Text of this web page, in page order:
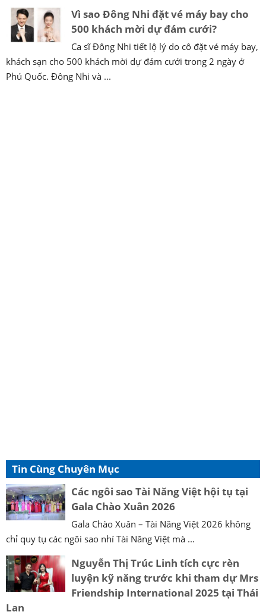
Vì sao Đông Nhi đặt vé máy bay cho
500 khách mời dự đám cưới?
Ca sĩ Đông Nhi tiết lộ lý do cô đặt vé máy bay,
khách sạn cho 500 khách mời dự đám cưới trong 2 ngày ở
Phú Quốc. Đông Nhi và ...
Tin Cùng Chuyên Mục
Các ngôi sao Tài Năng Việt hội tụ tại
Gala Chào Xuân 2026
Gala Chào Xuân – Tài Năng Việt 2026 không
chỉ quy tụ các ngôi sao nhí Tài Năng Việt mà ...
Nguyễn Thị Trúc Linh tích cực rèn
luyện kỹ năng trước khi tham dự Mrs
Friendship International 2025 tại Thái
Lan